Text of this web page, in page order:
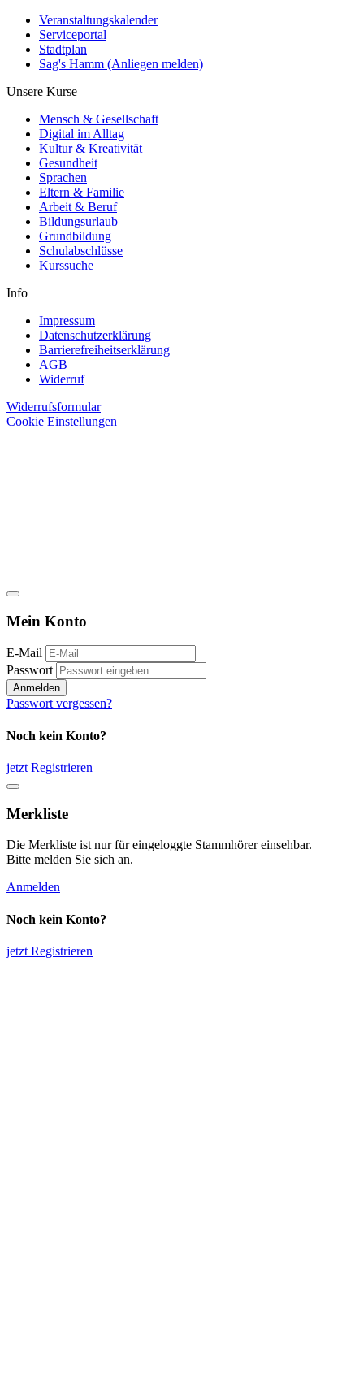
Veranstaltungskalender
Serviceportal
Stadtplan
Sag's Hamm (Anliegen melden)
Unsere Kurse
Mensch & Gesellschaft
Digital im Alltag
Kultur & Kreativität
Gesundheit
Sprachen
Eltern & Familie
Arbeit & Beruf
Bildungsurlaub
Grundbildung
Schulabschlüsse
Kurssuche
Info
Impressum
Datenschutzerklärung
Barrierefreiheitserklärung
AGB
Widerruf
Widerrufsformular
Cookie Einstellungen
Mein Konto
E-Mail
Passwort
Anmelden
Passwort vergessen?
Noch kein Konto?
jetzt Registrieren
Merkliste
Die Merkliste ist nur für eingeloggte Stammhörer einsehbar.
Bitte melden Sie sich an.
Anmelden
Noch kein Konto?
jetzt Registrieren